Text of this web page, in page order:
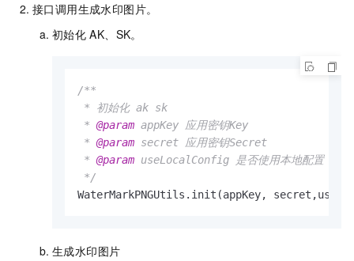
接口调用生成水印图片。
初始化 AK、SK。
/**
* 初始化 ak sk
* @param appKey 应用密钥Key
* @param secret 应用密钥Secret
* @param useLocalConfig 是否使用本地配置 0:
*/
WaterMarkPNGUtils.init(appKey,
生成水印图片